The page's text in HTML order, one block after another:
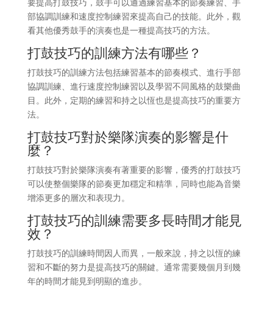
部協調訓練和速度控制練習來提高自己的技能。此外，觀
看其他優秀鼓手的演奏也是一種提高技巧的方法。
打鼓技巧的訓練方法有哪些？
打鼓技巧的訓練方法包括練習基本的節奏模式、進行手部
協調訓練、進行速度控制練習以及學習不同風格的鼓樂曲
目。此外，定期的練習和持之以恆也是提高技巧的重要方
法。
打鼓技巧對於樂隊演奏的影響是什
麼？
打鼓技巧對於樂隊演奏有著重要的影響，優秀的打鼓技巧
可以使整個樂隊的節奏更加穩定和精準，同時也能為音樂
增添更多的層次和表現力。
打鼓技巧的訓練需要多長時間才能見
效？
打鼓技巧的訓練時間因人而異，一般來說，持之以恆的練
習和不斷的努力是提高技巧的關鍵。通常需要幾個月到幾
年的時間才能見到明顯的進步。